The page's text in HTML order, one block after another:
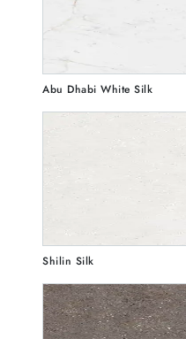
Abu Dhabi White Silk
Shilin Silk